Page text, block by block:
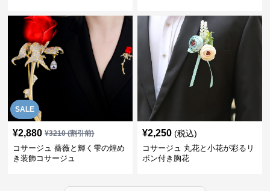
SALE
¥2,880 ¥3210(割引前)
コサージュ 薔薇と輝く雫の煌め
き装飾コサージュ
¥2,250 (税込)
コサージュ 丸花と小花が彩るリ
ボン付き胸花